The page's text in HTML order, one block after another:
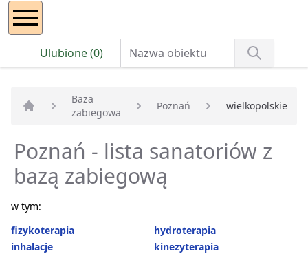
Ulubione (0)
Strona główna
Baza
zabiegowa
Poznań wielkopolskie
Poznań - lista sanatoriów z
bazą zabiegową
w tym:
fizykoterapia
hydroterapia
inhalacje
kinezyterapia